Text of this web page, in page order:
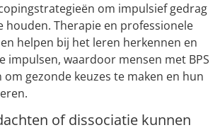
om impulsief gedrag
houden. Therapie en professionele
helpen bij het leren herkennen en
impulsen, waardoor mensen met BPS
gezonde keuzes te maken en hun
of dissociatie kunnen